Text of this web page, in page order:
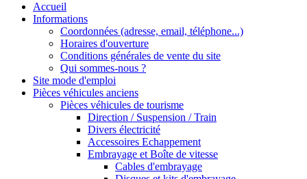
Accueil
Informations
Coordonnées (adresse, email, téléphone...)
Horaires d'ouverture
Conditions générales de vente du site
Qui sommes-nous ?
Site mode d'emploi
Pièces véhicules anciens
Pièces véhicules de tourisme
Direction / Suspension / Train
Divers électricité
Accessoires Echappement
Embrayage et Boîte de vitesse
Cables d'embrayage